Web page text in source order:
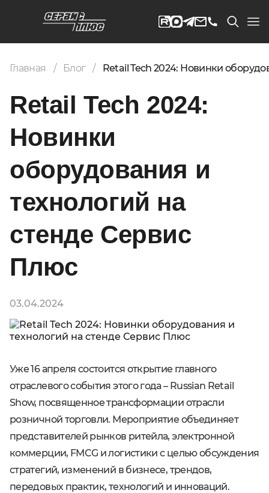
Главная Блог Retail Tech 2024: Новинки
Retail Tech 2024:
Новинки
оборудования и
технологий на
стенде Сервис
Плюс
03.04.2024
Уже 16 апреля состоится открытие главного
отраслевого события этого года – Russian Retail
Show, посвященное трансформации отрасли
розничной торговли. Мероприятие объединяет
представителей рынков ритейла, электронной
коммерции, FMCG и логистики с целью обсуждения
стратегий, изменений в бизнесе, трендов,
передовых практик, технологий и инноваций.